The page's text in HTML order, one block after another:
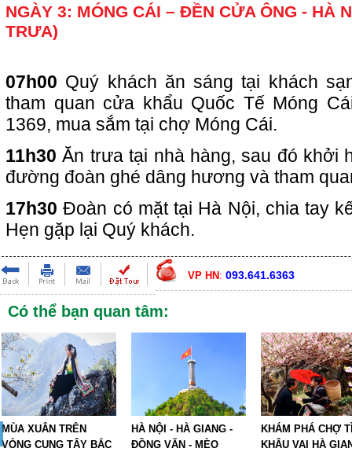
NGÀY 3: MÓNG CÁI – ĐỀN CỬA ÔNG - HÀ
TRƯA)
07h00 Quý khách ăn sáng tại khách
tham quan cửa khẩu Quốc Tế Móng
1369, mua sắm tại chợ Móng Cái.
11h30Ăn trưa tại nhà hàng, sau đó khởi
đường đoàn ghé dâng hương và tham
17h30Đoàn có mặt tại Hà Nội, chia tay
Hẹn gặp lại Quý khách.
VP HN : 093.641.6363
Có thể bạn quan tâm:
MÙA XUÂN TRÊN
VÒNG CUNG TÂY BẮC
HÀ NỘI - HÀ GIANG -
ĐỒNG VĂN - MÈO
KHÁM PHÁ CHỢ
KHÂU VAI HÀ